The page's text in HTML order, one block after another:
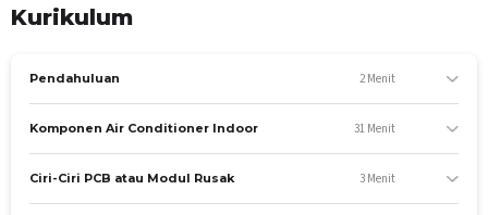
Kurikulum
Pendahuluan 2 Menit
Komponen Air Conditioner Indoor 31 Menit
Ciri-Ciri PCB atau Modul Rusak 3 Menit